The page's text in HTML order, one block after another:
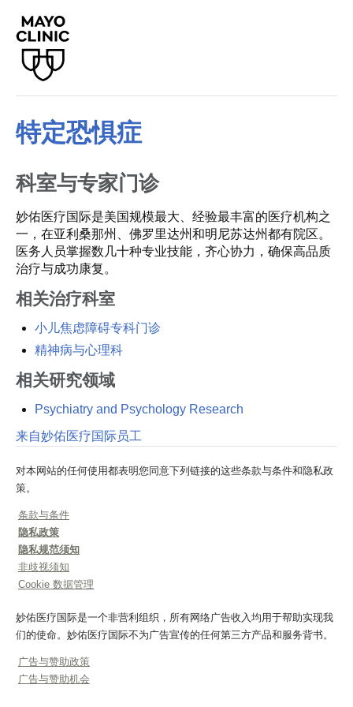
特定恐惧症
科室与专家门诊
妙佑医疗国际是美国规模最大、经验最丰富的医疗机构之
一，在亚利桑那州、佛罗里达州和明尼苏达州都有院区。
医务人员掌握数几十种专业技能，齐心协力，确保高品质
治疗与成功康复。
相关治疗科室
小儿焦虑障碍专科门诊
精神病与心理科
相关研究领域
Psychiatry and Psychology Research
来自妙佑医疗国际员工
对本网站的任何使用都表明您同意下列链接的这些条款与条件和隐私政
策。
条款与条件
隐私政策
隐私规范须知
非歧视须知
Cookie 数据管理
妙佑医疗国际是一个非营利组织，所有网络广告收入均用于帮助实现我
们的使命。妙佑医疗国际不为广告宣传的任何第三方产品和服务背书。
广告与赞助政策
广告与赞助机会